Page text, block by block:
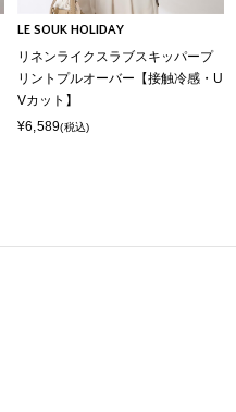
LE SOUK HOLIDAY
リネンライクスラブスキッパープ
リントプルオーバー【接触冷感・U
Vカット】
¥6,589(税込)